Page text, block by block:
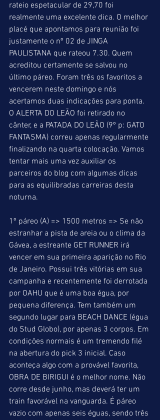
rateio espetacular de 29,70 foi
realmente uma excelente dica. O melhor
placé que apontamos para reunião foi
justamente o nº 02 de JINGA
PAULISTANA que rateou 7.30. Quem
acreditou certamente se salvou no
último páreo. Foram três os favoritos a
vencerem neste domingo e nós
acertamos duas indicações para ponta.
O ALERTA DO LEÃO foi retirado no
cânter, e a PATADA DO LEÃO (9º p: GATO
FANTASMA) correu apenas regularmente
finalizando na quarta colocação. Vamos
tentar mais uma vez auxiliar os
parceiros do blog com algumas dicas
para as equilibradas carreiras desta
noturna.
1º páreo (A) => 1500 metros => Se não
estranhar a pista de areia ou o clima da
Gávea, a estreante GET RUNNER irá
vencer em sua primeira aparição no Rio
de Janeiro. Possui três vitórias em sua
campanha e recentemente foi derrotada
por OAHU que é uma boa égua, por
pequena diferença. Tem também um
segundo lugar para BEACH DANCE (égua
do Stud Globo), por apenas 3 corpos. Em
condições normais é um tremendo filé
na abertura do pick 3 inicial. Caso
aconteça algo com a provável favorita,
OBRA DE BIRIGUI é o melhor nome. Não
corre desde junho, mas deverá ter um
train favorável na vanguarda. É páreo
vazio com apenas seis éguas, sendo três